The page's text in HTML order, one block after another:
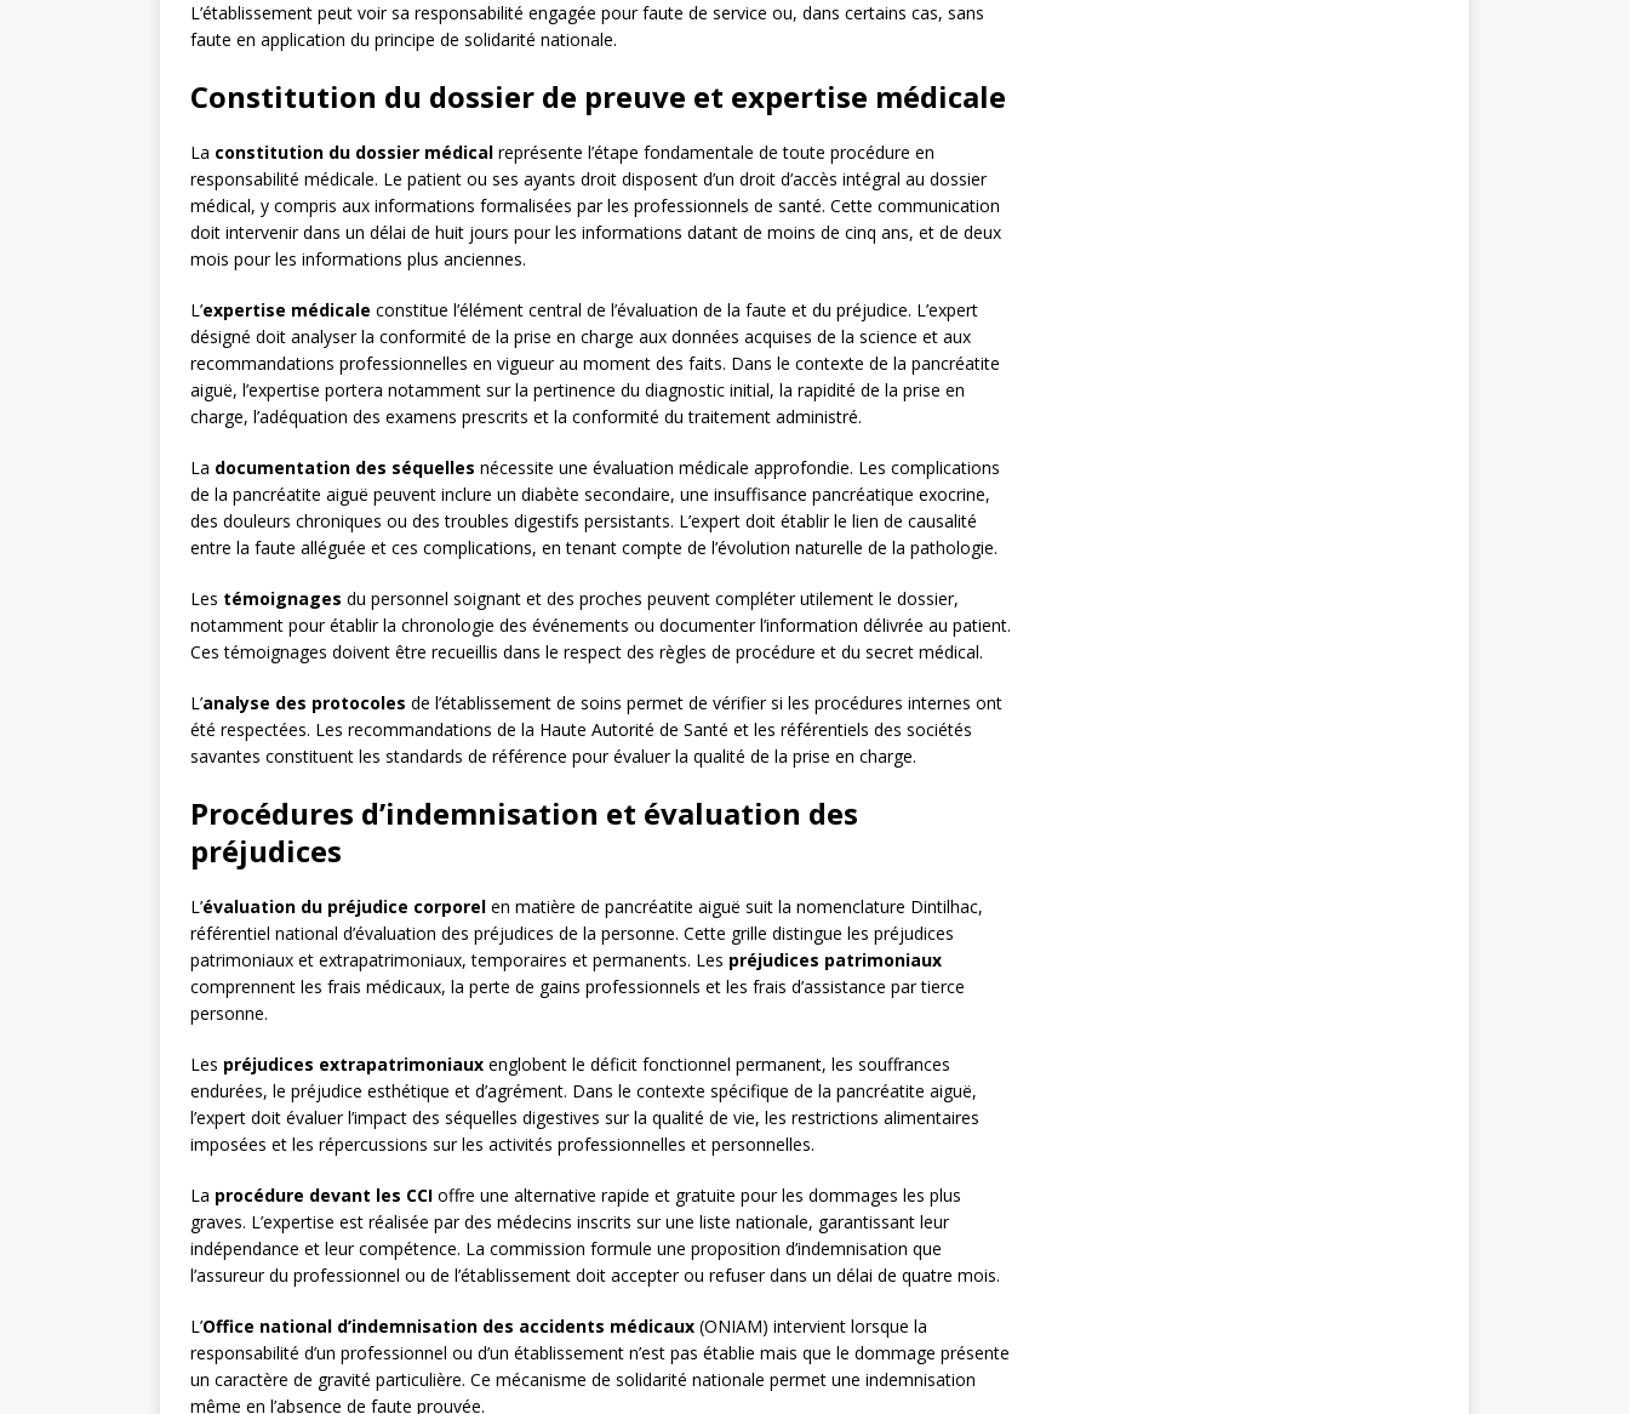
L’établissement peut voir sa responsabilité engagée pour faute de service ou, dans certains cas, sans
faute en application du principe de solidarité nationale.
Constitution du dossier de preuve et expertise médicale
La constitution du dossier médical représente l’étape fondamentale de toute procédure en
responsabilité médicale. Le patient ou ses ayants droit disposent d’un droit d’accès intégral au dossier
médical, y compris aux informations formalisées par les professionnels de santé. Cette communication
doit intervenir dans un délai de huit jours pour les informations datant de moins de cinq ans, et de deux
mois pour les informations plus anciennes.
L’expertise médicale constitue l’élément central de l’évaluation de la faute et du préjudice. L’expert
désigné doit analyser la conformité de la prise en charge aux données acquises de la science et aux
recommandations professionnelles en vigueur au moment des faits. Dans le contexte de la pancréatite
aiguë, l’expertise portera notamment sur la pertinence du diagnostic initial, la rapidité de la prise en
charge, l’adéquation des examens prescrits et la conformité du traitement administré.
La documentation des séquelles nécessite une évaluation médicale approfondie. Les complications
de la pancréatite aiguë peuvent inclure un diabète secondaire, une insuffisance pancréatique exocrine,
des douleurs chroniques ou des troubles digestifs persistants. L’expert doit établir le lien de causalité
entre la faute alléguée et ces complications, en tenant compte de l’évolution naturelle de la pathologie.
Les témoignages du personnel soignant et des proches peuvent compléter utilement le dossier,
notamment pour établir la chronologie des événements ou documenter l’information délivrée au patient.
Ces témoignages doivent être recueillis dans le respect des règles de procédure et du secret médical.
L’analyse des protocoles de l’établissement de soins permet de vérifier si les procédures internes ont
été respectées. Les recommandations de la Haute Autorité de Santé et les référentiels des sociétés
savantes constituent les standards de référence pour évaluer la qualité de la prise en charge.
Procédures d’indemnisation et évaluation des
préjudices
L’évaluation du préjudice corporel en matière de pancréatite aiguë suit la nomenclature Dintilhac,
référentiel national d’évaluation des préjudices de la personne. Cette grille distingue les préjudices
patrimoniaux et extrapatrimoniaux, temporaires et permanents. Les préjudices patrimoniaux
comprennent les frais médicaux, la perte de gains professionnels et les frais d’assistance par tierce
personne.
Les préjudices extrapatrimoniaux englobent le déficit fonctionnel permanent, les souffrances
endurées, le préjudice esthétique et d’agrément. Dans le contexte spécifique de la pancréatite aiguë,
l’expert doit évaluer l’impact des séquelles digestives sur la qualité de vie, les restrictions alimentaires
imposées et les répercussions sur les activités professionnelles et personnelles.
La procédure devant les CCI offre une alternative rapide et gratuite pour les dommages les plus
graves. L’expertise est réalisée par des médecins inscrits sur une liste nationale, garantissant leur
indépendance et leur compétence. La commission formule une proposition d’indemnisation que
l’assureur du professionnel ou de l’établissement doit accepter ou refuser dans un délai de quatre mois.
L’Office national d’indemnisation des accidents médicaux (ONIAM) intervient lorsque la
responsabilité d’un professionnel ou d’un établissement n’est pas établie mais que le dommage présente
un caractère de gravité particulière. Ce mécanisme de solidarité nationale permet une indemnisation
même en l’absence de faute prouvée.